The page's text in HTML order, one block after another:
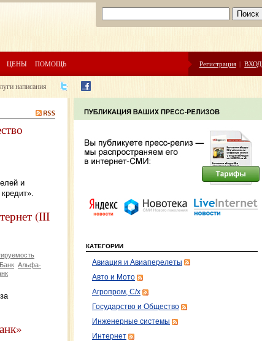
ЦЕНЫ ПОМОЩЬ Регистрация | ВХОД
написания
и
(III
Альфа-
КАТЕГОРИИ
Авиация и Авиаперелеты
Авто и Мото
Агропром, С/х
Государство и Общество
Инженерные системы
Интернет